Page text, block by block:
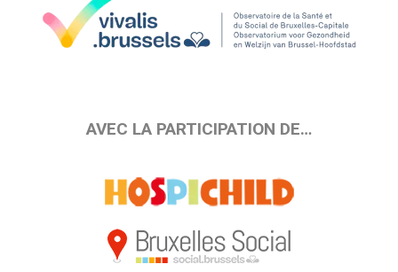
AVEC LA PARTICIPATION DE…